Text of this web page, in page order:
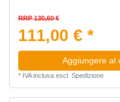
RRP 130,60 €
111,00 € *
Aggiungere al
* IVA inclusaescl. Spedizione